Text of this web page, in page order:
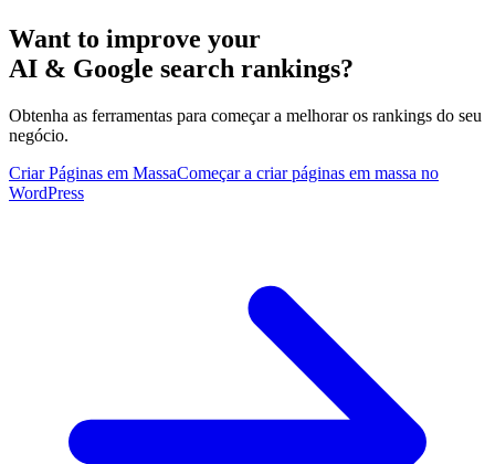
Want to improve your
AI & Google search rankings?
Obtenha as ferramentas para começar a melhorar os rankings do seu
negócio.
Criar Páginas em MassaComeçar a criar páginas em massa no
WordPress